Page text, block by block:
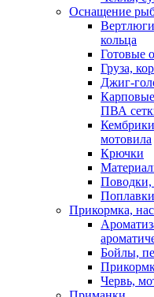
Оснащение
кольца
Готовые
Груза,
Джиг-
ПВА
мотовила
Крючки
Поводки,
Поплавки
Прикормка,
Бойлы,
Червь,